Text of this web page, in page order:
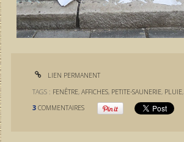
LIEN PERMANENT
TAGS : FENÊTRE,AFFICHES, PETITE-SAUNERIE, PLUIE,
3 COMMENTAIRES